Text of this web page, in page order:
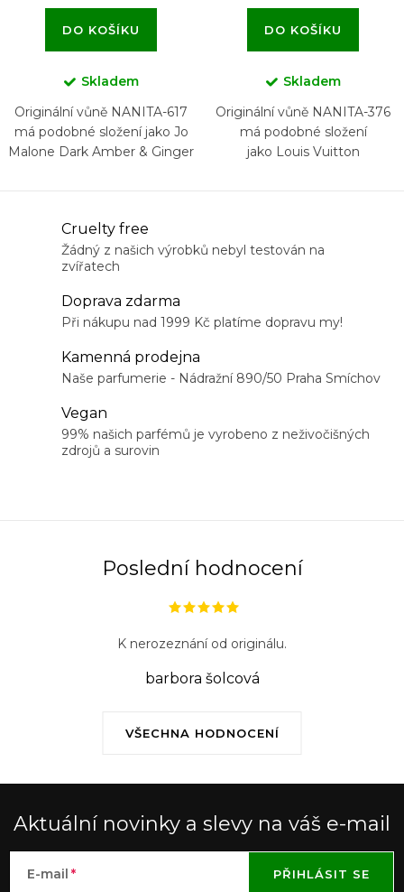
DO KOŠÍKU
Skladem
Originální vůně NANITA-617
má podobné složení jako Jo
Malone Dark Amber & Ginger
DO KOŠÍKU
Skladem
Originální vůně NANITA-376
má podobné složení
jako Louis Vuitton
Cruelty free
Žádný z našich výrobků nebyl testován na
zvířatech
Doprava zdarma
Při nákupu nad 1999 Kč platíme dopravu my!
Kamenná prodejna
Naše parfumerie - Nádražní 890/50 Praha Smíchov
Vegan
99% našich parfémů je vyrobeno z neživočišných
zdrojů a surovin
Poslední hodnocení
VŠECHNA HODNOCENÍ
K nerozeznání od originálu.
barbora šolcová
Aktuální novinky a slevy na váš e-mail
E-mail PŘIHLÁSIT SE